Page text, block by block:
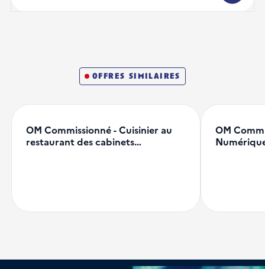
offres similaires
OM Commissionné - Cuisinier au
restaurant des cabinets…
OM